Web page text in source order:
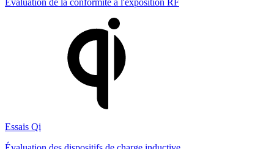
Évaluation de la conformité à l'exposition RF
Essais Qi